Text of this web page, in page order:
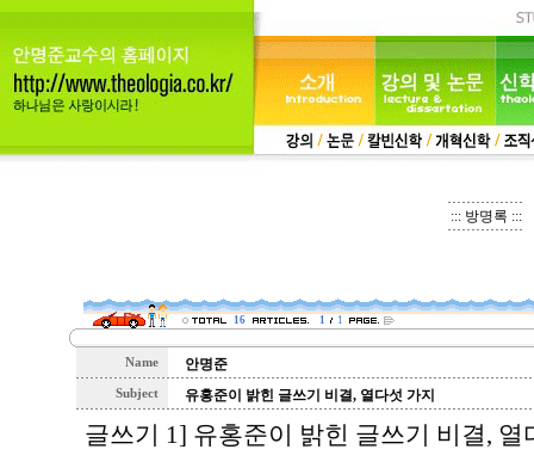
::: 방명록 :::
16 1 1
Name 안명준
Subject 유홍준이 밝힌 글쓰기 비결, 열다섯 가지
글쓰기 1] 유홍준이 밝힌 글쓰기 비결, 열